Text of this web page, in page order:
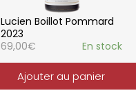
Lucien Boillot Pommard
2023
69,00€ En stock
Ajouter au panier